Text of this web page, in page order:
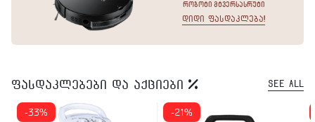
რობოტი მტვერსასრუტი
დიდი ფასდაკლება!
ფასდაკლებები და აქციები See All
-33% -21%